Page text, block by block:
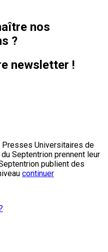
nos
?
newsletter !
Universitaires de
Septentrion prennent leur
publient des
continuer